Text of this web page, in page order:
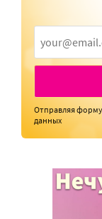
Отправляя
данных